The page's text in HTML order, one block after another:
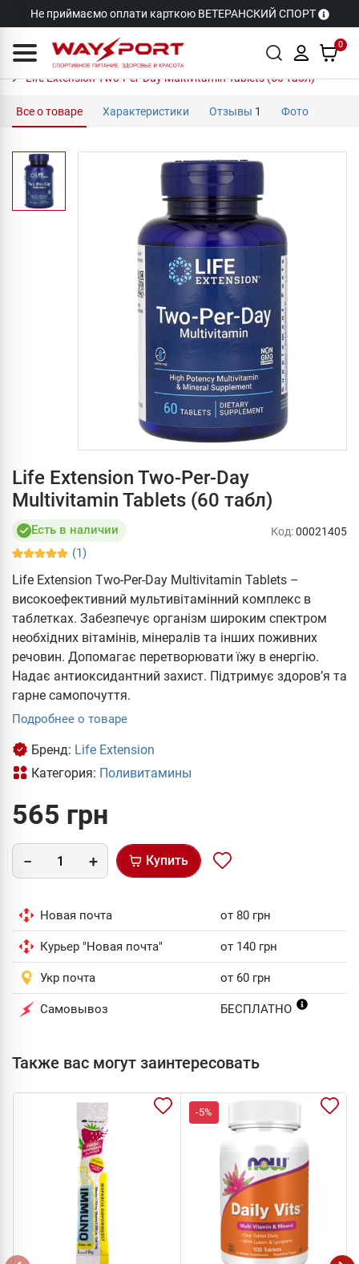
Не приймаємо оплати карткою ВЕТЕРАНСКИЙ СПОРТ
0
Life Extension Two-Per-Day Multivitamin Tablets (60 табл)
Все о товаре Характеристики Отзывы 1 Фото
Life Extension Two-Per-Day
Multivitamin Tablets (60 табл)
Есть в наличии
(1)
Код:00021405
Life Extension Two-Per-Day Multivitamin Tablets –
високоефективний мультивітамінний комплекс в
таблетках. Забезпечує організм широким спектром
необхідних вітамінів, мінералів та інших поживних
речовин. Допомагає перетворювати їжу в енергію.
Надає антиоксидантний захист. Підтримує здоров’я та
гарне самопочуття.
Подробнее о товаре
Бренд: Life Extension
Категория: Поливитамины
565 грн
Купить
Новая почта от 80 грн
Курьер "Новая почта" от 140 грн
Укр почта от 60 грн
Самовывоз БЕСПЛАТНО
Также вас могут заинтересовать
-5%